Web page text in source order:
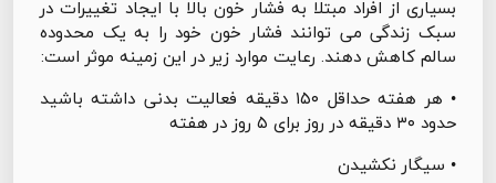
بسیاری از افراد مبتلا به فشار خون بالا با ایجاد تغییرات در
سبک زندگی می توانند فشار خون خود را به یک محدوده
سالم کاهش دهند. رعایت موارد زیر در این زمینه موثر است:
• هر هفته حداقل ۱۵۰ دقیقه فعالیت بدنی داشته باشید
حدود ۳۰ دقیقه در روز برای ۵ روز در هفته
• سیگار نکشیدن